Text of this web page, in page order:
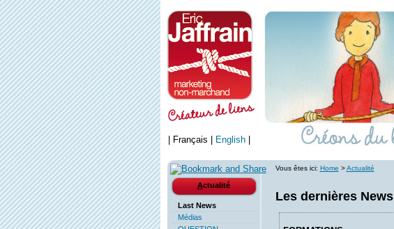
Actualité
Last News
Médias
Vous êtes ici: Home >Actualité
Les dernières News
Français English|